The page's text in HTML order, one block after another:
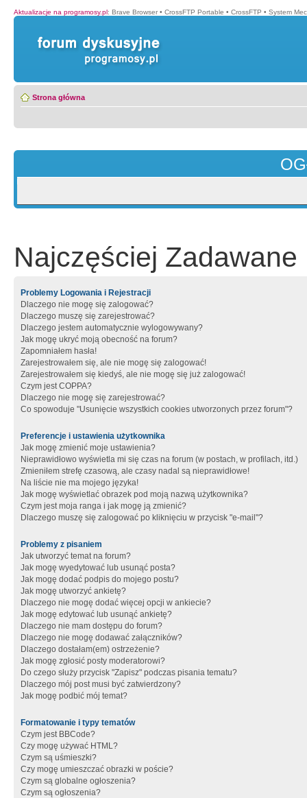
Aktualizacje na programosy.pl: Brave Browser • CrossFTP Portable • CrossFTP • System
Strona główna
Najczęściej Zadawane
Problemy Logowania i Rejestracji
Dlaczego nie mogę się zalogować?
Dlaczego muszę się zarejestrować?
Dlaczego jestem automatycznie wylogowywany?
Jak mogę ukryć moją obecność na forum?
Zapomniałem hasła!
Zarejestrowałem się, ale nie mogę się zalogować!
Zarejestrowałem się kiedyś, ale nie mogę się już zalogować!
Czym jest COPPA?
Dlaczego nie mogę się zarejestrować?
Co spowoduje "Usunięcie wszystkich cookies utworzonych przez forum"?
Preferencje i ustawienia użytkownika
Jak mogę zmienić moje ustawienia?
Nieprawidłowo wyświetla mi się czas na forum (w postach, w profilach, itd.)
Zmieniłem strefę czasową, ale czasy nadal są nieprawidłowe!
Na liście nie ma mojego języka!
Jak mogę wyświetlać obrazek pod moją nazwą użytkownika?
Czym jest moja ranga i jak mogę ją zmienić?
Dlaczego muszę się zalogować po kliknięciu w przycisk "e-mail"?
Problemy z pisaniem
Jak utworzyć temat na forum?
Jak mogę wyedytować lub usunąć posta?
Jak mogę dodać podpis do mojego postu?
Jak mogę utworzyć ankietę?
Dlaczego nie mogę dodać więcej opcji w ankiecie?
Jak mogę edytować lub usunąć ankietę?
Dlaczego nie mam dostępu do forum?
Dlaczego nie mogę dodawać załączników?
Dlaczego dostałam(em) ostrzeżenie?
Jak mogę zgłosić posty moderatorowi?
Do czego służy przycisk "Zapisz" podczas pisania tematu?
Dlaczego mój post musi być zatwierdzony?
Jak mogę podbić mój temat?
Formatowanie i typy tematów
Czym jest BBCode?
Czy mogę używać HTML?
Czym są uśmieszki?
Czy mogę umieszczać obrazki w poście?
Czym są globalne ogłoszenia?
Czym są ogłoszenia?